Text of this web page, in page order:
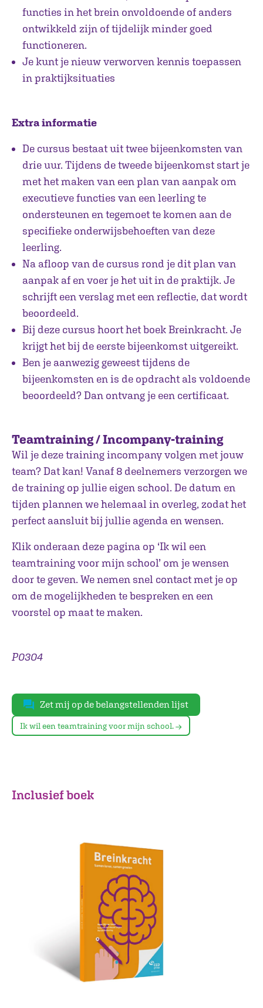
functies in het brein onvoldoende of anders
ontwikkeld zijn of tijdelijk minder goed
functioneren.
Je kunt je nieuw verworven kennis toepassen
in praktijksituaties
Extra informatie
De cursus bestaat uit twee bijeenkomsten van
drie uur. Tijdens de tweede bijeenkomst start je
met het maken van een plan van aanpak om
executieve functies van een leerling te
ondersteunen en tegemoet te komen aan de
specifieke onderwijsbehoeften van deze
leerling.
Na afloop van de cursus rond je dit plan van
aanpak af en voer je het uit in de praktijk. Je
schrijft een verslag met een reflectie, dat wordt
beoordeeld.
Bij deze cursus hoort het boek Breinkracht. Je
krijgt het bij de eerste bijeenkomst uitgereikt.
Ben je aanwezig geweest tijdens de
bijeenkomsten en is de opdracht als voldoende
beoordeeld? Dan ontvang je een certificaat.
Teamtraining / Incompany-training
Wil je deze training incompany volgen met jouw
team? Dat kan! Vanaf 8 deelnemers verzorgen we
de training op jullie eigen school. De datum en
tijden plannen we helemaal in overleg, zodat het
perfect aansluit bij jullie agenda en wensen.
Klik onderaan deze pagina op ‘Ik wil een
teamtraining voor mijn school’ om je wensen
door te geven. We nemen snel contact met je op
om de mogelijkheden te bespreken en een
voorstel op maat te maken.
P0304
Zet mij op de belangstellenden lijst
Ik wil een teamtraining voor mijn school.
Inclusief boek